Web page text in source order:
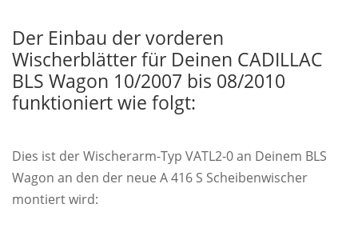
Der Einbau der vorderen
Wischerblätter für Deinen CADILLAC
BLS Wagon 10/2007 bis 08/2010
funktioniert wie folgt:
Dies ist der Wischerarm-Typ VATL2-0 an Deinem BLS
Wagon an den der neue A 416 S Scheibenwischer
montiert wird: